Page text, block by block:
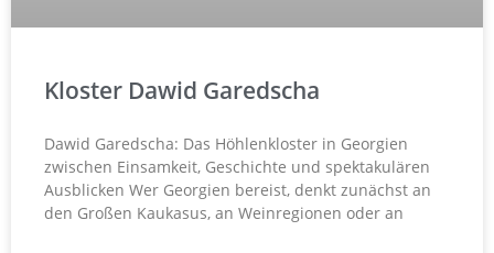
Kloster Dawid Garedscha
Dawid Garedscha: Das Höhlenkloster in Georgien
zwischen Einsamkeit, Geschichte und spektakulären
Ausblicken Wer Georgien bereist, denkt zunächst an
den Großen Kaukasus, an Weinregionen oder an